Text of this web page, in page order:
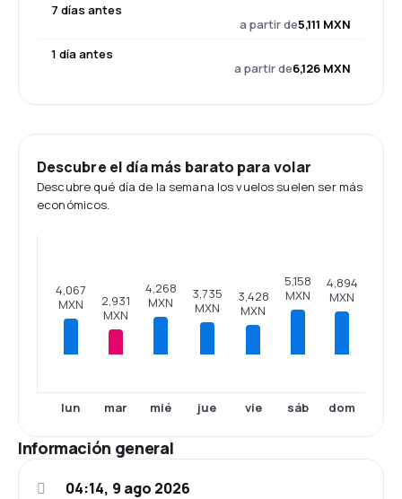
7 días antes
a partir de5,111 MXN
1 día antes
a partir de6,126 MXN
Descubre el día más barato para volar
Descubre qué día de la semana los vuelos suelen ser más
económicos.
4,067
MXN
lun
2,931
MXN
mar
4,268
MXN
mié
3,735
MXN
jue
3,428
MXN
vie
5,158
MXN
sáb
4,894
MXN
dom
Información general
04:14, 9 ago 2026